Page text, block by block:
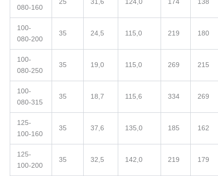
080-160
100-
080-200
35 24,5 115,0 219 180
100-
080-250
35 19,0 115,0 269 215
100-
080-315
35 18,7 115,6 334 269
125-
100-160
35 37,6 135,0 185 162
125-
100-200
35 32,5 142,0 219 179